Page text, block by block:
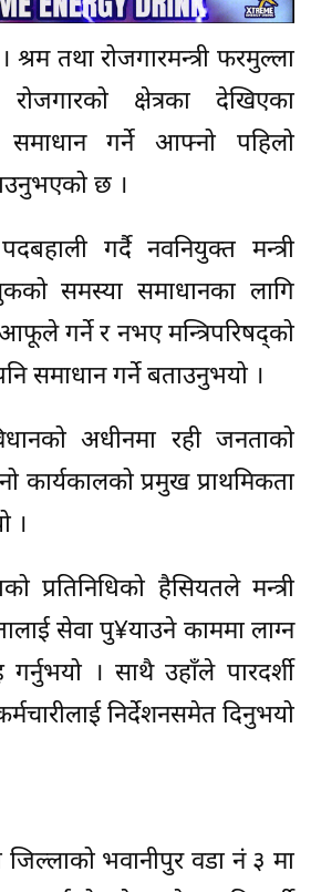
तथा रोजगारमन्त्री फरमुल्ला
क्षेत्रका देखिएका
समाधान गर्ने आफ्नो पहिलो
छ ।
गर्दै नवनियुक्त मन्त्री
समस्या समाधानका लागि
गर्ने र नभए मन्त्रिपरिषद्को
समाधान गर्ने बताउनुभयो ।
अधीनमा रही जनताको
कार्यकालको प्रमुख प्राथमिकता
।
हैसियतले मन्त्री
सेवा पु¥याउने काममा लाग्न
गर्नुभयो । साथै उहाँले पारदर्शी
निर्देशनसमेत दिनुभयो
जिल्लाको भवानीपुर वडा नं ३ मा